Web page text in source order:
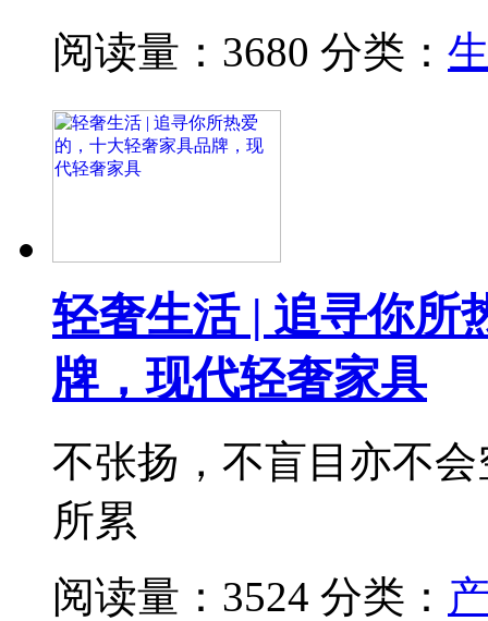
阅读量：3680 分类：
轻奢生活 | 追寻你所
牌，现代轻奢家具
不张扬，不盲目亦不
所累
阅读量：3524 分类：